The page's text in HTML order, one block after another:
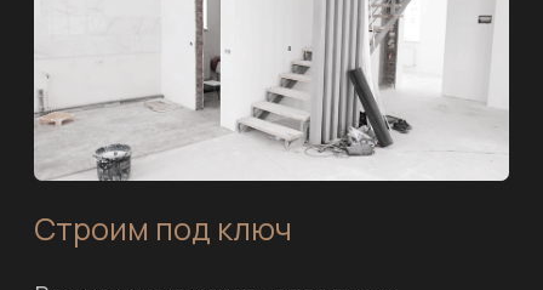
Оставьте заявку
и мы рассчитаем
смету на проект
дома
Заполните форму ниже, и мы сможем
проконсультировать вас более детально